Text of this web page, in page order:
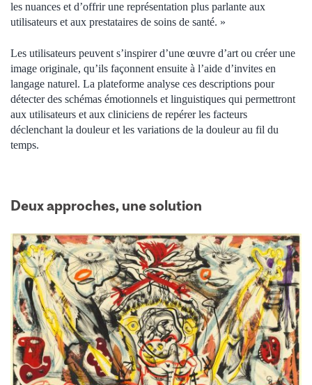
les nuances et d’offrir une représentation plus parlante aux
utilisateurs et aux prestataires de soins de santé. »
Les utilisateurs peuvent s’inspirer d’une œuvre d’art ou créer une
image originale, qu’ils façonnent ensuite à l’aide d’invites en
langage naturel. La plateforme analyse ces descriptions pour
détecter des schémas émotionnels et linguistiques qui permettront
aux utilisateurs et aux cliniciens de repérer les facteurs
déclenchant la douleur et les variations de la douleur au fil du
temps.
Deux approches, une solution